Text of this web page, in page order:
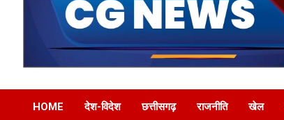
Khabar CG News
HOME देश-विदेश छत्तीसगढ़ राजनीति खेल